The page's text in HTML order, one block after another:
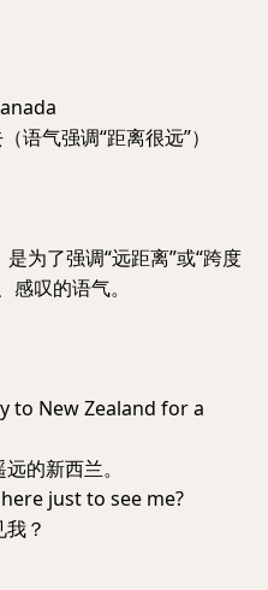
语气强调“距离很远”）
为了强调“远距离”或“跨度
感叹的语气。
to New Zealand for a
的新西兰。
just to see me?
？